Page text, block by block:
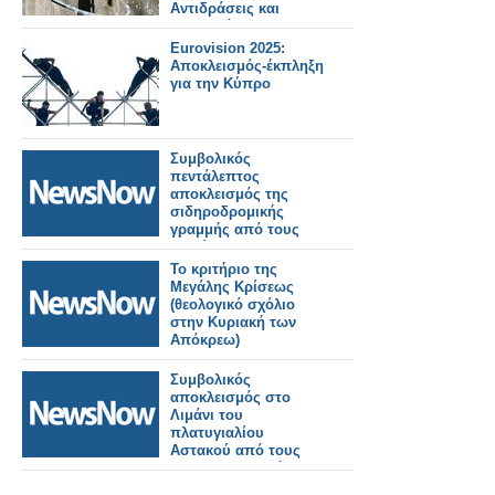
της παράταξής του
ψήφισε θετικά,
αφήνοντας τον στη
μοναξιά της
αρνητικής του ψήφου
και του 6 - 1 (video).
Αντιδράσεις και
σιωπηλός
αποκλεισμός
Eurovision 2025:
Αποκλεισμός-έκπληξη
για την Κύπρο
Συμβολικός
πεντάλεπτος
αποκλεισμός της
σιδηροδρομικής
γραμμής από τους
κατοίκους της
Ροδόπολη Σερρών
Το κριτήριο της
Μεγάλης Κρίσεως
(θεολογικό σχόλιο
στην Κυριακή των
Απόκρεω)
Συμβολικός
αποκλεισμός στο
Λιμάνι του
πλατυγιαλίου
Αστακού από τους
αγροτοκτηνοτρόφους.